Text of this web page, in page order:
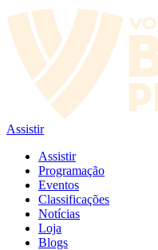
Assistir
Assistir
Programação
Eventos
Classificações
Notícias
Loja
Blogs